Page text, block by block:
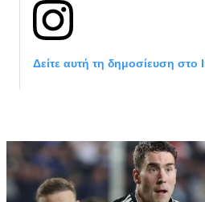
Δείτε αυτή τη δημοσίευση στο